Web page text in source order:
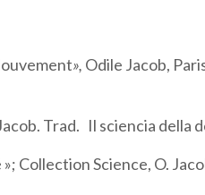
», Odile Jacob,
Trad. Il sciencia
Collection Science, O.